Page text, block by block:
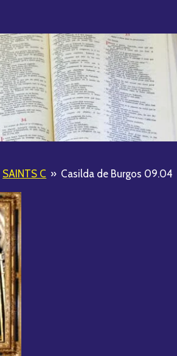
SAINTS C » Casilda de Burgos 09.04